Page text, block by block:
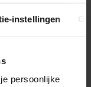
instellingen
persoonlijke